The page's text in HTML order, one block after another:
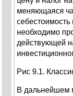
меняющаяся
необходимо
действующей
Рис 9.1.
В дальнейшем